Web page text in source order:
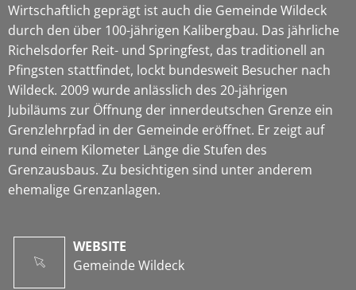
Wirtschaftlich geprägt ist auch die Gemeinde Wildeck
durch den über 100-jährigen Kalibergbau. Das jährliche
Richelsdorfer Reit- und Springfest, das traditionell an
Pfingsten stattfindet, lockt bundesweit Besucher nach
Wildeck. 2009 wurde anlässlich des 20-jährigen
Jubiläums zur Öffnung der innerdeutschen Grenze ein
Grenzlehrpfad in der Gemeinde eröffnet. Er zeigt auf
rund einem Kilometer Länge die Stufen des
Grenzausbaus. Zu besichtigen sind unter anderem
ehemalige Grenzanlagen.
WEBSITE
Gemeinde Wildeck